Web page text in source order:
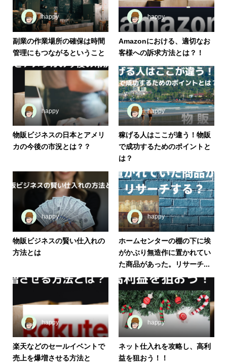
happy
副業の作業場所の確保は時間
管理にもつながるということ
happy
Amazonにおける、適切なお
客様への訴求方法とは？！
happy
物販ビジネスの日本とアメリ
カの今後の市況とは？？
happy
稼げる人はここが違う！物販
で成功するためのポイントと
は？
happy
物販ビジネスの賢い仕入れの
方法とは
happy
ホームセンターの棚の下に埃
がかぶり無造作に置かれてい
た商品があった。リサーチ...
happy
楽天などのセールイベントで
売上を爆増させる方法と
happy
ネット仕入れを攻略し、高利
益を狙おう！！